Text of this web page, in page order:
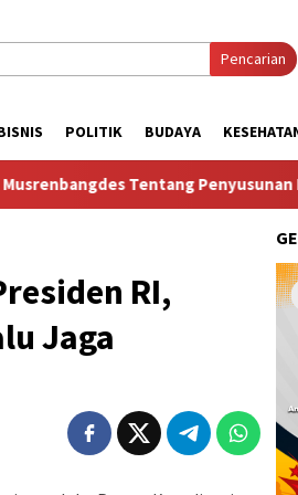
Pencarian
POLITIK BUDAYA
Penyusunan RKPDes Tahun
RI,
Jaga